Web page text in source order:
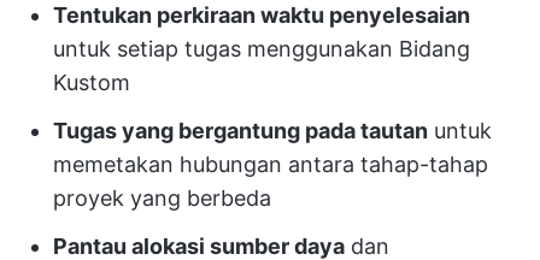
Tentukan perkiraan waktu penyelesaian
untuk setiap tugas menggunakan Bidang
Kustom
Tugas yang bergantung pada tautan untuk
memetakan hubungan antara tahap-tahap
proyek yang berbeda
Pantau alokasi sumber daya dan